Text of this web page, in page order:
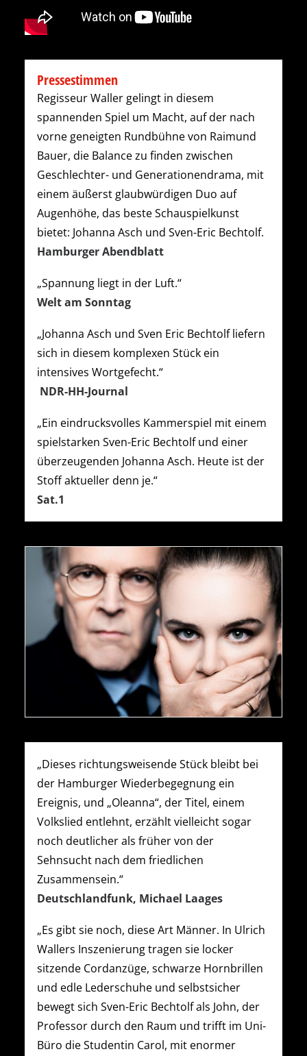
Pressestimmen
Regisseur Waller gelingt in diesem
spannenden Spiel um Macht, auf der nach
vorne geneigten Rundbühne von Raimund
Bauer, die Balance zu finden zwischen
Geschlechter- und Generationendrama, mit
einem äußerst glaubwürdigen Duo auf
Augenhöhe, das beste Schauspielkunst
bietet: Johanna Asch und Sven-Eric Bechtolf.
Hamburger Abendblatt
„Spannung liegt in der Luft.“
Welt am Sonntag
„Johanna Asch und Sven Eric Bechtolf liefern
sich in diesem komplexen Stück ein
intensives Wortgefecht.“
NDR-HH-Journal
„Ein eindrucksvolles Kammerspiel mit einem
spielstarken Sven-Eric Bechtolf und einer
überzeugenden Johanna Asch. Heute ist der
Stoff aktueller denn je.“
Sat.1
Sven-Eric Bechtolf und Johanna Asch - Foto: Jim Rakete
„Dieses richtungsweisende Stück bleibt bei
der Hamburger Wiederbegegnung ein
Ereignis, und „Oleanna“, der Titel, einem
Volkslied entlehnt, erzählt vielleicht sogar
noch deutlicher als früher von der
Sehnsucht nach dem friedlichen
Zusammensein.“
Deutschlandfunk, Michael Laages
„Es gibt sie noch, diese Art Männer. In Ulrich
Wallers Inszenierung tragen sie locker
sitzende Cordanzüge, schwarze Hornbrillen
und edle Lederschuhe und selbstsicher
bewegt sich Sven-Eric Bechtolf als John, der
Professor durch den Raum und trifft im Uni-
Büro die Studentin Carol, mit enormer